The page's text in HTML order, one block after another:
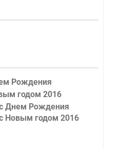
Рождения
годом 2016
Днем Рождения
Новым годом 2016